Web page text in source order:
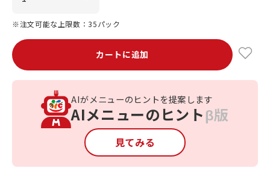
※注文可能な上限数：35パック
カートに追加
AIがメニューのヒントを提案します
AIメニューのヒントβ版
見てみる